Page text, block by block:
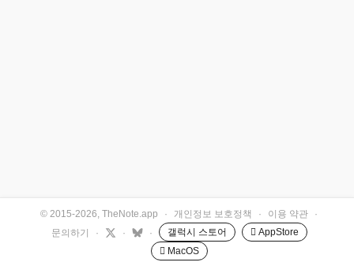
© 2015-2026, TheNote.app · 개인정보 보호정책 · 이용 약관
·
문의하기
· · · 갤럭시 스토어
 AppStore
 MacOS